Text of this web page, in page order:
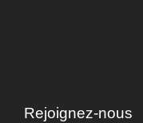
Rejoignez-nous